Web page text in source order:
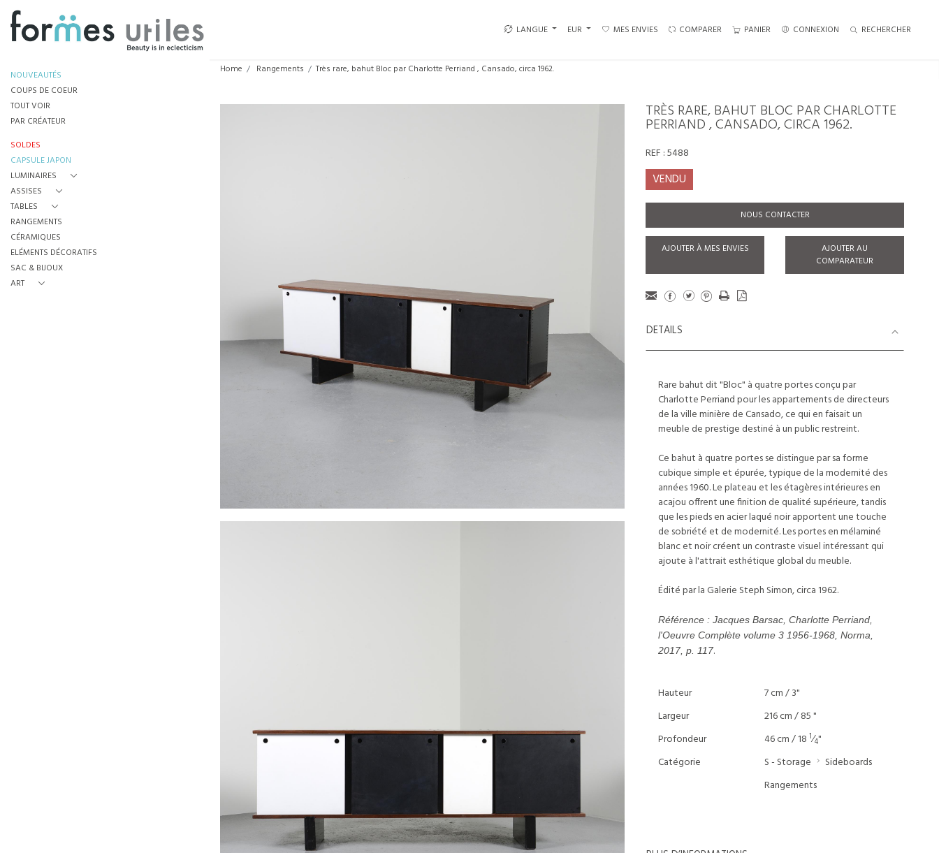
LANGUE EUR MES ENVIES COMPARER PANIER CONNEXION RECHERCHER
NOUVEAUTÉS
COUPS DE COEUR
TOUT VOIR
PAR CRÉATEUR
SOLDES
CAPSULE JAPON
LUMINAIRES
ASSISES
TABLES
RANGEMENTS
CÉRAMIQUES
ELÉMENTS DÉCORATIFS
SAC & BIJOUX
ART
Home Rangements Très rare, bahut Bloc par Charlotte Perriand , Cansado, circa 1962.
TRÈS RARE, BAHUT BLOC PAR CHARLOTTE
PERRIAND , CANSADO, CIRCA 1962.
REF :5488
VENDU
NOUS CONTACTER
AJOUTER À MES ENVIES
AJOUTER AU
COMPARATEUR
DETAILS
Rare bahut dit "Bloc" à quatre portes conçu par
Charlotte Perriand pour les appartements de directeurs
de la ville minière de Cansado, ce qui en faisait un
meuble de prestige destiné à un public restreint.
Ce bahut à quatre portes se distingue par sa forme
cubique simple et épurée, typique de la modernité des
années 1960. Le plateau et les étagères intérieures en
acajou offrent une finition de qualité supérieure, tandis
que les pieds en acier laqué noir apportent une touche
de sobriété et de modernité. Les portes en mélaminé
blanc et noir créent un contraste visuel intéressant qui
ajoute à l'attrait esthétique global du meuble.
Édité par la Galerie Steph Simon, circa 1962.
Référence : Jacques Barsac, Charlotte Perriand,
l'Oeuvre Complète volume 3 1956-1968, Norma,
2017, p. 117.
Hauteur
7 cm / 3"
Largeur
216 cm / 85 "
Profondeur
46 cm / 18 1⁄4"
Catégorie
S - Storage
Sideboards
Rangements